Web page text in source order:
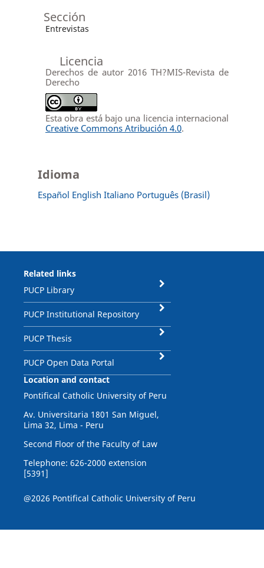
Sección
Entrevistas
Licencia
Derechos de autor 2016 TH?MIS-Revista de
Derecho
Esta obra está bajo una licencia internacional
Creative Commons Atribución 4.0.
Idioma
Español English Italiano Português (Brasil)
Related links
PUCP Library
PUCP Institutional Repository
PUCP Thesis
PUCP Open Data Portal
Location and contact
Pontifical Catholic University of Peru
Av. Universitaria 1801 San Miguel,
Lima 32, Lima - Peru
Second Floor of the Faculty of Law
Telephone: 626-2000 extension
[5391]
@2026 Pontifical Catholic University of Peru